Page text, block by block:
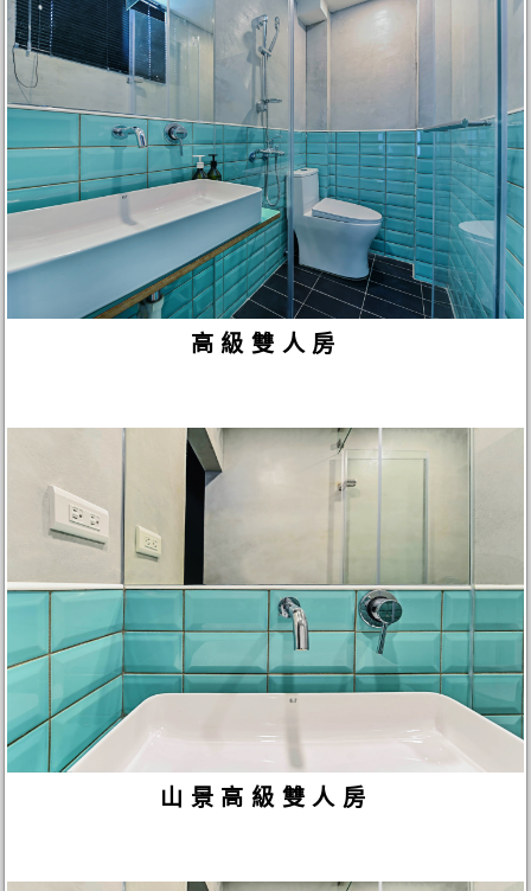
高級雙人房
山景高級雙人房